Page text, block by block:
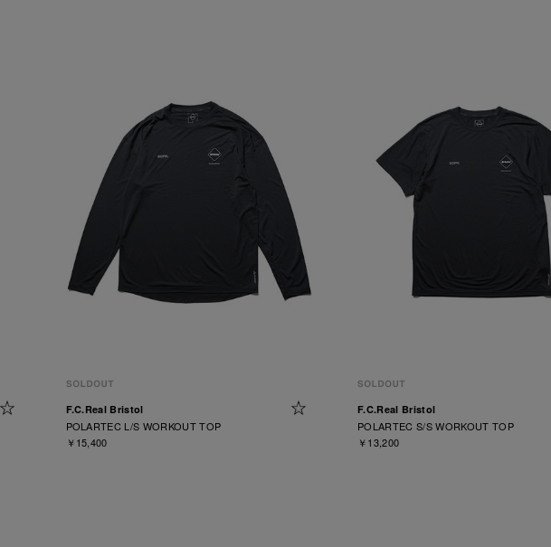
F.C.Real Bristol
POLARTEC L/S WORKOUT TOP
￥15,400
F.C.Real Bristol
POLARTEC S/S WORKOUT TOP
￥13,200